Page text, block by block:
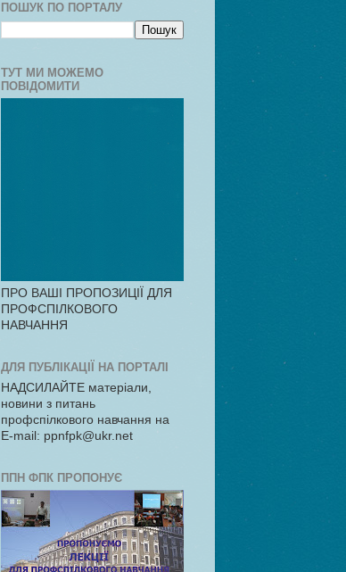
ПОШУК ПО ПОРТАЛУ
ТУТ МИ МОЖЕМО
ПОВІДОМИТИ
ПРО ВАШІ ПРОПОЗИЦІЇ ДЛЯ
ПРОФСПІЛКОВОГО
НАВЧАННЯ
ДЛЯ ПУБЛІКАЦІЇ НА ПОРТАЛІ
НАДСИЛАЙТЕ матеріали,
новини з питань
профспілкового навчання на
E-mail: ppnfpk@ukr.net
ППН ФПК ПРОПОНУЄ